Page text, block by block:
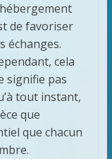
de favoriser
échanges.
cela
signifie pas
tout instant,
que
que chacun